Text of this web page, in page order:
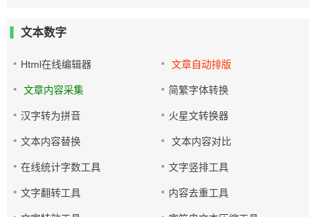
文本数字
Html在线编辑器 文章自动排版
文章内容采集 简繁字体转换
汉字转为拼音 火星文转换器
文本内容替换 文本内容对比
在线统计字数工具 文字竖排工具
文字翻转工具 内容去重工具